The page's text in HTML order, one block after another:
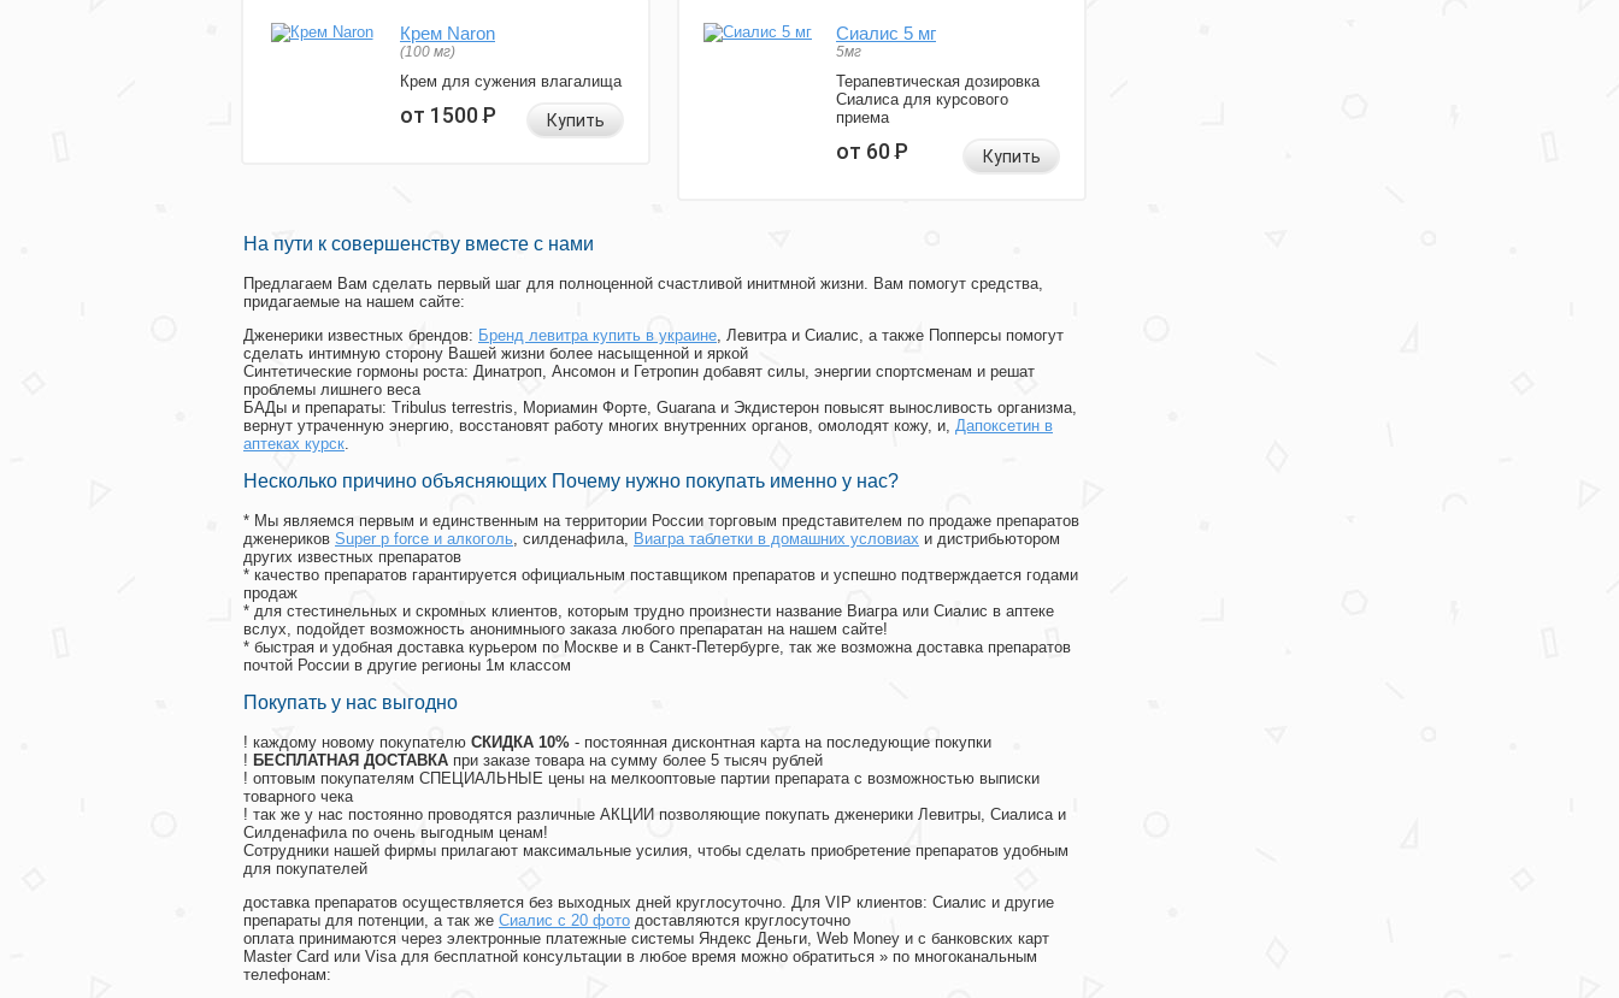
Крем Naron
(100 мг)
Крем для сужения влагалища
от 1500Р Купить
Сиалис 5 мг
5мг
Терапевтическая дозировка
Сиалиса для курсового
приема
от 60Р Купить
На пути к совершенству вместе с нами
Предлагаем Вам сделать первый шаг для полноценной счастливой инитмной жизни. Вам помогут средства,
придагаемые на нашем сайте:
Дженерики известных брендов: Бренд левитра купить в украине, Левитра и Сиалис, а также Попперсы помогут
сделать интимную сторону Вашей жизни более насыщенной и яркой
Синтетические гормоны роста: Динатроп, Ансомон и Гетропин добавят силы, энергии спортсменам и решат
проблемы лишнего веса
БАДы и препараты: Tribulus terrestris, Мориамин Форте, Guarana и Экдистерон повысят выносливость организма,
вернут утраченную энергию, восстановят работу многих внутренних органов, омолодят кожу, и, Дапоксетин в
аптеках курск.
Несколько причино объясняющих Почему нужно покупать именно у нас?
* Мы являемся первым и единственным на территории России торговым представителем по продаже препаратов
дженериков Super p force и алкоголь, силденафила, Виагра таблетки в домашних условиах и дистрибьютором
других известных препаратов
* качество препаратов гарантируется официальным поставщиком препаратов и успешно подтверждается годами
продаж
* для стестинельных и скромных клиентов, которым трудно произнести название Виагра или Сиалис в аптеке
вслух, подойдет возможность анонимныого заказа любого препаратан на нашем сайте!
* быстрая и удобная доставка курьером по Москве и в Санкт-Петербурге, так же возможна доставка препаратов
почтой России в другие регионы 1м классом
Покупать у нас выгодно
! каждому новому покупателю СКИДКА 10% - постоянная дисконтная карта на последующие покупки
! БЕСПЛАТНАЯ ДОСТАВКА при заказе товара на сумму более 5 тысяч рублей
! оптовым покупателям СПЕЦИАЛЬНЫЕ цены на мелкооптовые партии препарата с возможностью выписки
товарного чека
! так же у нас постоянно проводятся различные АКЦИИ позволяющие покупать дженерики Левитры, Сиалиса и
Силденафила по очень выгодным ценам!
Cотрудники нашей фирмы прилагают максимальные усилия, чтобы сделать приобретение препаратов удобным
для покупателей
доставка препаратов осуществляется без выходных дней круглосуточно. Для VIP клиентов: Сиалис и другие
препараты для потенции, а так же Сиалис с 20 фото доставляются круглосуточно
оплата принимаются через электронные платежные системы Яндекс Деньги, Web Money и с банковских карт
Master Card или Visa для бесплатной консультации в любое время можно обратиться » по многоканальным
телефонам: